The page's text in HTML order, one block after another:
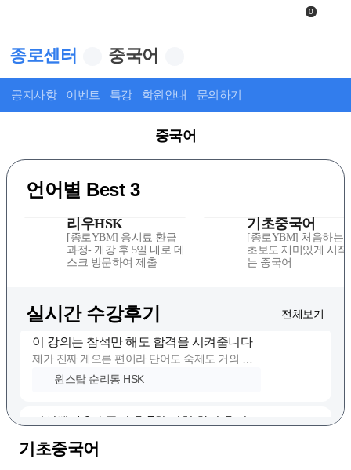
0
종로센터 중국어
공지사항 이벤트 특강 학원안내 문의하기
중국어
언어별 Best 3
리우HSK
[종로YBM] 응시료 환급
과정- 개강 후 5일 내로 데
스크 방문하여 제출
기초중국어
[종로YBM] 처음하는
초보도 재미있게 시작
는 중국어
실시간 수강후기 전체보기
제가 진짜 게으른 편이라 단어도 숙제도 거의 안
해요🥲 근데 수업 참석하고 수업때 앉아있는것 만
으로도 합격을 한 이 사실이 믿어지시나요?🥹
선생님들이 피드백도 잘 주시고, 열심히 하면 열
요하면 그에 맞춰서 피드백 해주시고 끌어주십니
로 찝어서 디벨롭할 수 있게 만들어주세요!!
만 아니라, 수업 자료들도 내공이 깊습니다! 다른
원스탑 순리통 HSK
지선쌤과 2달 준비 후 7월 시험 합격 후기
지선쌤과 6월부터 7월까지 수업하고 시험을 쳤습
선쌤과 같이 수업이랑 프리미엄 반을 진행하면서
지선쌤과 함께 4급 공부하고 합격한 후기
저는 지선쌤과 함께 약 2개월 동안 HSK 4급을 준
기초중국어